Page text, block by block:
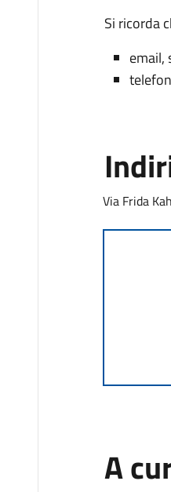
Si ricorda
email,
Via Frida
A